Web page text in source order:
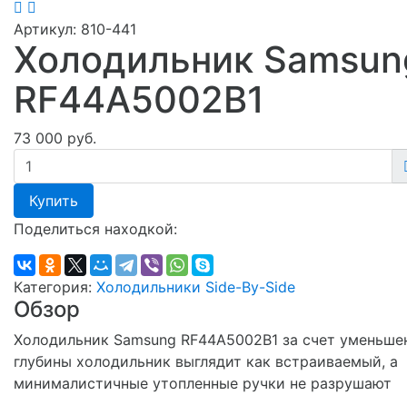
Артикул: 810-441
Холодильник
RF44A5002B1
73 000 руб.
Купить
Поделиться находкой:
Категория: Холодильники Side-By-Side
Обзор
Холодильник Samsung RF44A5002B1 за счет
глубины холодильник выглядит как встраиваемый, а
минималистичные утопленные ручки не разрушают